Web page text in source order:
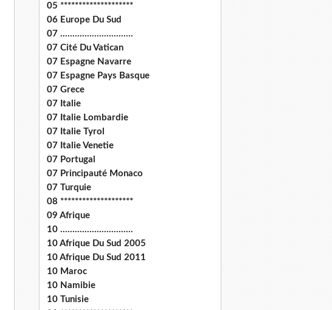
05 ********************
06 Europe Du Sud
07 ..............................
07 Cité Du Vatican
07 Espagne Navarre
07 Espagne Pays Basque
07 Grece
07 Italie
07 Italie Lombardie
07 Italie Tyrol
07 Italie Venetie
07 Portugal
07 Principauté Monaco
07 Turquie
08 ********************
09 Afrique
10 ..............................
10 Afrique Du Sud 2005
10 Afrique Du Sud 2011
10 Maroc
10 Namibie
10 Tunisie